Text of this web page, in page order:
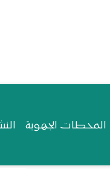
المحطات الجهوية